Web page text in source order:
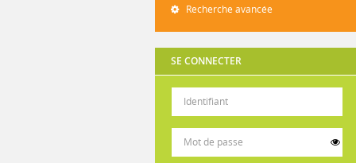
Recherche avancée
SE CONNECTER